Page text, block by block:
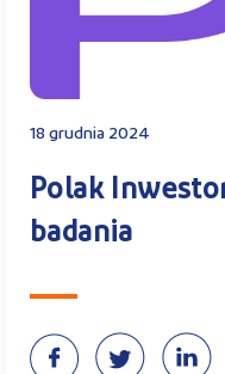
18 grudnia 2024
Polak
badania